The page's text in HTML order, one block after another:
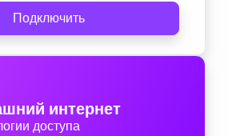
Подключить
интернет
доступа